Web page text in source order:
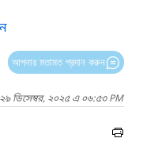
আপনার মতামত প্রদান করুন
ডিসেম্বর, ২০২৫ এ ০৬:৫৩ PM